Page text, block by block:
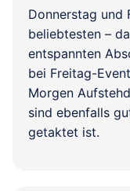
Donnerstag und
beliebtesten –
entspannten
bei Freitag-
Morgen
sind ebenfalls
getaktet ist.